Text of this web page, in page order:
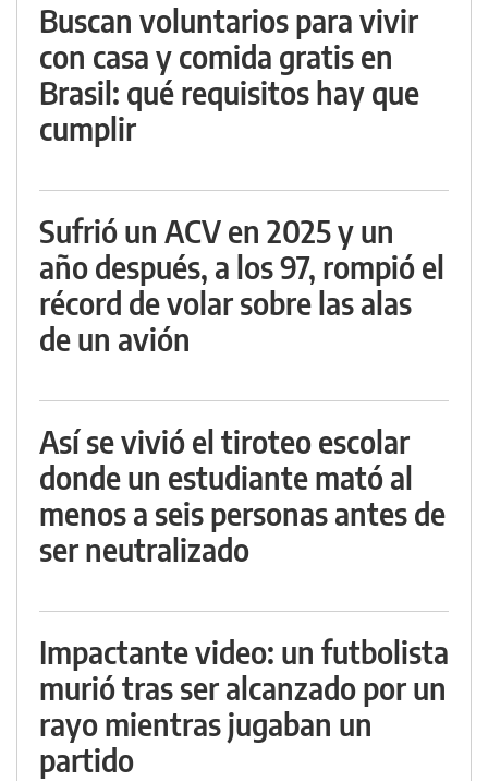
Buscan voluntarios para vivir
con casa y comida gratis en
Brasil: qué requisitos hay que
cumplir
Sufrió un ACV en 2025 y un
año después, a los 97, rompió el
récord de volar sobre las alas
de un avión
Así se vivió el tiroteo escolar
donde un estudiante mató al
menos a seis personas antes de
ser neutralizado
Impactante video: un futbolista
murió tras ser alcanzado por un
rayo mientras jugaban un
partido